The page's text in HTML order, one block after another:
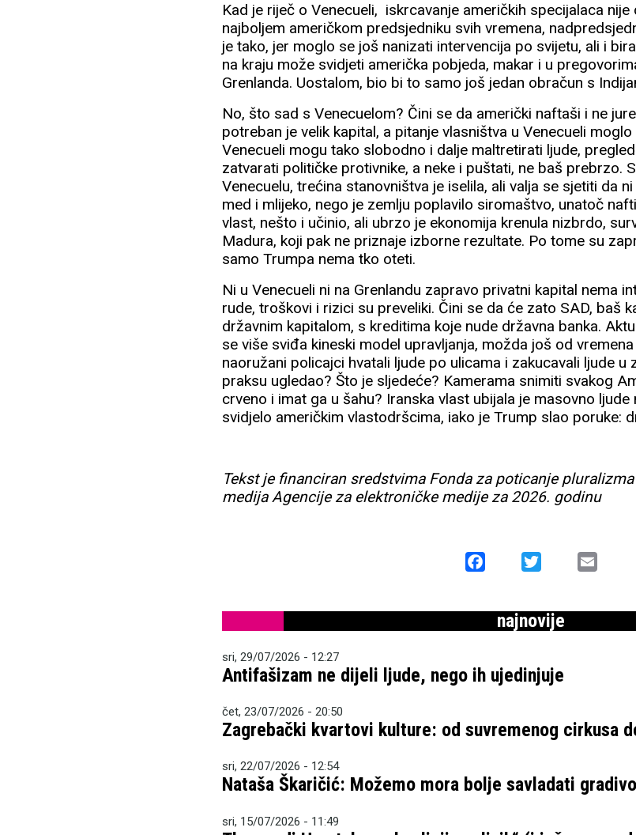
Kad je riječ o Venecueli, iskrcavanje američkih specijalaca
najboljem američkom predsjedniku svih vremena,
je tako, jer moglo se još nanizati intervencija po svijetu, ali i
na kraju može svidjeti američka pobjeda, makar i u
Grenlanda. Uostalom, bio bi to samo još jedan obračun s
No, što sad s Venecuelom? Čini se da američki naftaši i ne
potreban je velik kapital, a pitanje vlasništva u Venecueli
Venecueli mogu tako slobodno i dalje maltretirati ljude,
zatvarati političke protivnike, a neke i puštati, ne baš prebrzo.
Venecuelu, trećina stanovništva je iselila, ali valja se sjetiti da
med i mlijeko, nego je zemlju poplavilo siromaštvo, unatoč
vlast, nešto i učinio, ali ubrzo je ekonomija krenula nizbrdo,
Madura, koji pak ne priznaje izborne rezultate. Po tome su
samo Trumpa nema tko oteti.
Ni u Venecueli ni na Grenlandu zapravo privatni kapital nema
rude, troškovi i rizici su preveliki. Čini se da će zato SAD, baš
državnim kapitalom, s kreditima koje nude državna banka.
se više sviđa kineski model upravljanja, možda još od
naoružani policajci hvatali ljude po ulicama i zakucavali ljude u
praksu ugledao? Što je sljedeće? Kamerama snimiti svakog
crveno i imat ga u šahu? Iranska vlast ubijala je masovno
svidjelo američkim vlastodršcima, iako je Trump slao poruke:
Tekst je financiran sredstvima Fonda za poticanje
medija Agencije za elektroničke medije za 2026. godinu
Facebook
najnovije
sri, 29/07/2026 - 12:27
Antifašizam ne dijeli ljude, nego ih ujedinjuje
čet, 23/07/2026 - 20:50
Zagrebački kvartovi kulture: od suvremenog cirkusa
sri, 22/07/2026 - 12:54
Nataša Škaričić: Možemo mora bolje savladati gradivo
sri, 15/07/2026 - 11:49